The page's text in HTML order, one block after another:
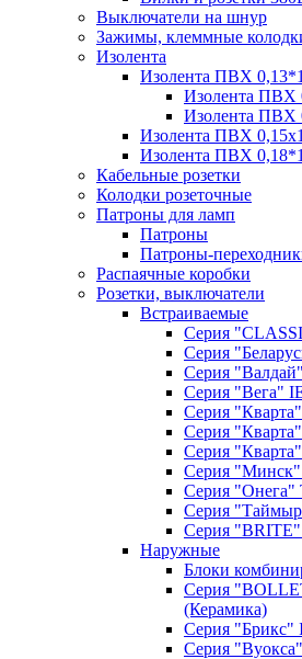
Выключатели на шнур
Зажимы, клеммные
Изолента
Изолента ПВХ
Изолента ПВХ
Изолента ПВХ
Изолента ПВХ
Изолента ПВХ
Кабельные розетки
Колодки розеточные
Патроны для ламп
Патроны
Патроны-
Распаячные коробки
Розетки, выключатели
Встраиваемые
Серия
Серия
Серия
Серия "Вега"
Серия
Серия
Серия
Серия
Серия "Онега"
Серия
Серия
Наружные
Блоки
Серия
(Керамика)
Серия "Брикс"
Серия